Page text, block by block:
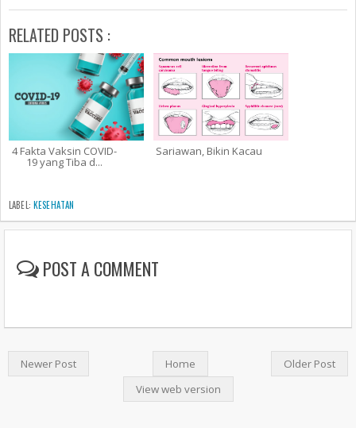
RELATED POSTS :
4 Fakta Vaksin COVID-
19 yang Tiba d...
Sariawan, Bikin Kacau
LABEL: KESEHATAN
POST A COMMENT
Newer Post Older Post
Home
View web version